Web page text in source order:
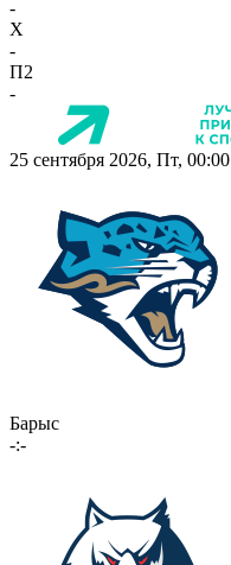
-
X
-
П2
-
25 сентября 2026, Пт, 00:00
Барыс
-:-